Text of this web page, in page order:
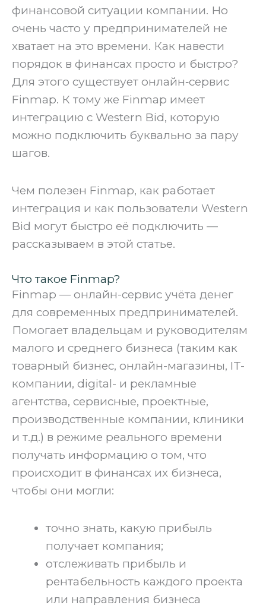
финансовой ситуации компании. Но
очень часто у предпринимателей не
хватает на это времени. Как навести
порядок в финансах просто и быстро?
Для этого существует онлайн‑сервис
Finmap. К тому же Finmap имеет
интеграцию с Western Bid, которую
можно подключить буквально за пару
шагов.
Чем полезен Finmap, как работает
интеграция и как пользователи Western
Bid могут быстро её подключить —
рассказываем в этой статье.
Что такое Finmap?
Finmap — онлайн-сервис учёта денег
для современных предпринимателей.
Помогает владельцам и руководителям
малого и среднего бизнеса (таким как
товарный бизнес, онлайн-магазины, IT-
компании, digital- и рекламные
агентства, сервисные, проектные,
производственные компании, клиники
и т.д.) в режиме реального времени
получать информацию о том, что
происходит в финансах их бизнеса,
чтобы они могли:
точно знать, какую прибыль
получает компания;
отслеживать прибыль и
рентабельность каждого проекта
или направления бизнеса